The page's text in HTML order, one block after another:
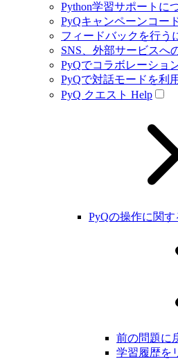
Python学習サポートに
PyQキャンペーンコー
フィードバックを行う
SNS、外部サービスへ
PyQでコラボレーショ
PyQで対話モードを利
PyQ クエスト Help
PyQの操作に関す
前の問題に
学習履歴を